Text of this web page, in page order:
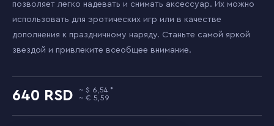
позволяет легко надевать и снимать аксессуар. Их можно
использовать для эротических игр или в качестве
дополнения к праздничному наряду. Станьте самой яркой
звездой и привлеките всеобщее внимание.
640
6,54
5,59